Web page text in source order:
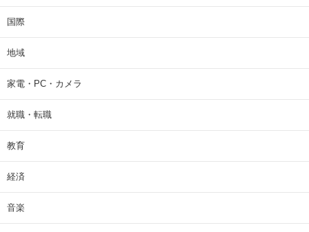
国際
地域
家電・PC・カメラ
就職・転職
教育
経済
音楽